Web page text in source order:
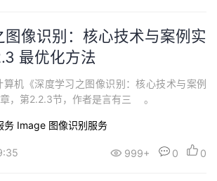
图像识别：核心技术与案例实
战》 ——2.2.3 最优化方法
机《深度学习之图像识别：核心技术与案例
，第2.2.3节，作者是言有三 。
务 Image 图像识别服务
999+ 0 0